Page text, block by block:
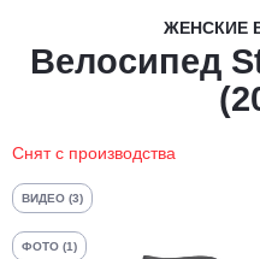
ЖЕНСКИЕ
Велосипед
Снят с производства
ВИДЕО (3)
ФОТО (1)
Разбейте
оплатуна
без
График платежей